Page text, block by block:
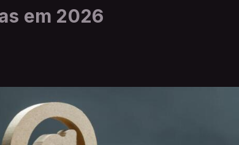
em 2026